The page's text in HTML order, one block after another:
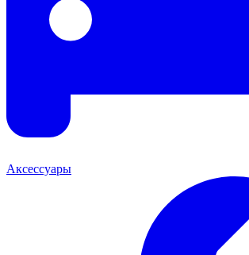
Аксессуары